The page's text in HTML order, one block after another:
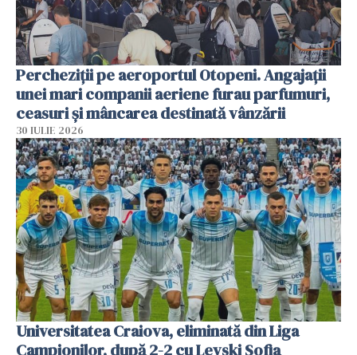
Percheziții pe aeroportul Otopeni. Angajații
unei mari companii aeriene furau parfumuri,
ceasuri și mâncarea destinată vânzării
30 IULIE 2026
Universitatea Craiova, eliminată din Liga
Campionilor, după 2-2 cu Levski Sofia